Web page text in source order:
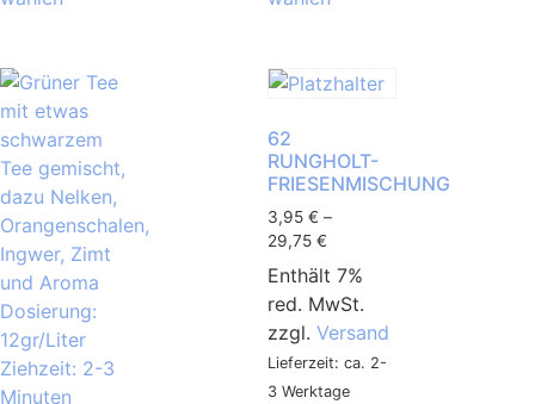
62
RUNGHOLT-
FRIESENMISCHUNG
3,95 € –
29,75 €
Enthält 7%
red. MwSt.
zzgl. Versand
Lieferzeit: ca. 2-
3 Werktage